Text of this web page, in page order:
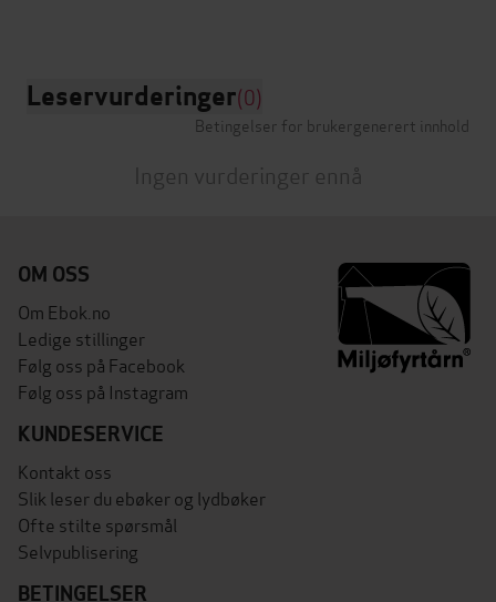
Leservurderinger(0)
Betingelser for brukergenerert innhold
Ingen vurderinger ennå
OM OSS
Om Ebok.no
Ledige stillinger
Følg oss på Facebook
Følg oss på Instagram
KUNDESERVICE
Kontakt oss
Slik leser du ebøker og lydbøker
Ofte stilte spørsmål
Selvpublisering
BETINGELSER